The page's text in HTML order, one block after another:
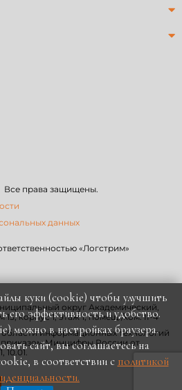
куки (cookie) чтобы улучшить
его эффективность и удобство.
можно в настройках браузера.
сайт, вы соглашаетесь на
в соответствии с политикой
права защищены.
данных
«Логстрим»
округ Академический,
корпус 1, этаж 1, помещ./ком. II-4
информационных технологий
приказом Минцифры России от
10.01.